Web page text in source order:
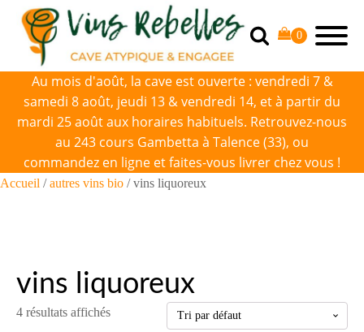
Au mois d'août, la cave est ouverte : vendredi 7 &
samedi 8 août, jeudi 13 & vendredi 14, et à partir du
mardi 25 août aux horaires habituels. Retrouvez-nous
au 243 cours Gambetta à Talence (33), ou
commandez en ligne et faites-vous livrer chez vous !
Accueil /autres vins bio / vins liquoreux
vins liquoreux
4 résultats affichés